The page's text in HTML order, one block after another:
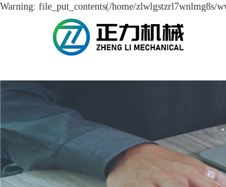
Warning: file_put_contents(/home/zlwlgstzrl7wnlmg8s/